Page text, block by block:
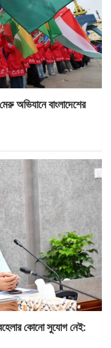
অভিযানে বাংলাদেশের
কোনো সুযোগ নেই: